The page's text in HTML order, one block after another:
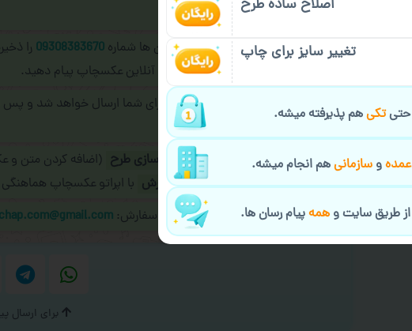
فرمایید.
برای ارسال پیام در پیام رسان ها شماره 09308383670 را
پیام رسان های زیر به اپراتور آنلاین عکسچاپ پیام دهید.
طراحی نهایی قبل از چاپ برای شما ارسال خواهد شد و پس
در صورت نیاز به سفارشی سازی طرح (اضافه کردن متن و
ارسال و یا کادو کردن سفارش با اپراتو عکسچاپ هماهنگی
ایمیل جهت ثبت یا پیگیری سفارش:
برای ارسال
اصلاح ساده طرح
تغییر سایز برای چاپ
حتیتکیهم پذیرفته میشه.
عمدهوسازمانیهم انجام میشه.
طریق سایت وهمهپیام رسان ها.